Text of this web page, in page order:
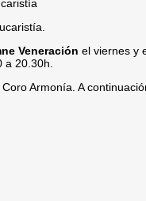
Veneración el viernes y
20.30h.
Armonía. A